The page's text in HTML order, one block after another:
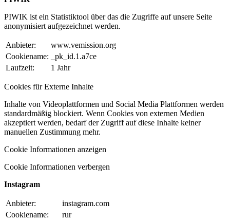
PIWIK ist ein Statistiktool über das die Zugriffe auf unsere Seite
anonymisiert aufgezeichnet werden.
Anbieter:
www.vemission.org
Cookiename:
_pk_id.1.a7ce
Laufzeit:
1 Jahr
Cookies für Externe Inhalte
Inhalte von Videoplattformen und Social Media Plattformen werden
standardmäßig blockiert. Wenn Cookies von externen Medien
akzeptiert werden, bedarf der Zugriff auf diese Inhalte keiner
manuellen Zustimmung mehr.
Cookie Informationen anzeigen
Cookie Informationen verbergen
Instagram
Anbieter:
instagram.com
Cookiename:
rur